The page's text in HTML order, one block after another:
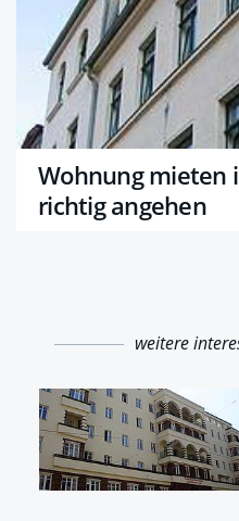
Wohnung mieten
richtig angehen
weitere